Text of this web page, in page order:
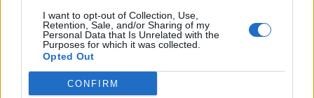
I want to opt-out of Collection, Use,
Retention, Sale, and/or Sharing of my
Personal Data that Is Unrelated with the
Purposes for which it was collected.
Opted Out
CONFIRM
Ο Μαυρίκιος ταξίδεψε αυθημερόν στο
εξωτερικό για το ακριβές αντίγραφο του
μενταγιόν του Τιτανικού!